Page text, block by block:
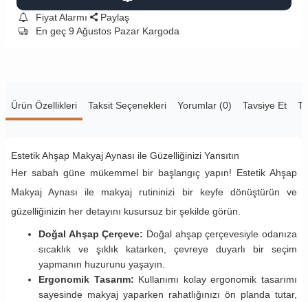
Fiyat Alarmı
Paylaş
En geç 9 Ağustos Pazar Kargoda
Ürün Özellikleri Taksit Seçenekleri Yorumlar (0) Tavsiye Et
Estetik Ahşap Makyaj Aynası ile Güzelliğinizi Yansıtın
Her sabah güne mükemmel bir başlangıç yapın! Estetik Ahşap
Makyaj Aynası ile makyaj rutininizi bir keyfe dönüştürün ve
güzelliğinizin her detayını kusursuz bir şekilde görün.
Doğal Ahşap Çerçeve: Doğal ahşap çerçevesiyle odanıza
sıcaklık ve şıklık katarken, çevreye duyarlı bir seçim
yapmanın huzurunu yaşayın.
Ergonomik Tasarım: Kullanımı kolay ergonomik tasarımı
sayesinde makyaj yaparken rahatlığınızı ön planda tutar,